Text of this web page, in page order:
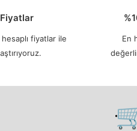
Fiyatlar
fiyatlar ile
En